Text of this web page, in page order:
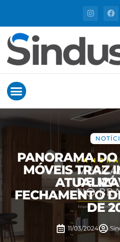
PANORAMA
MÓVEIS TRAZ
FECHAMENTO
DE
11/03/2024